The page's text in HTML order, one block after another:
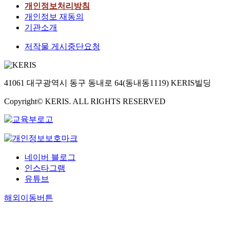
개인정보처리방침
개인정보 재동의
기관소개
저작물 게시중단요청
41061 대구광역시 동구 동내로 64(동내동1119) KERIS빌딩
Copyright© KERIS. ALL RIGHTS RESERVED
네이버 블로그
인스타그램
유튜브
해외이동버튼